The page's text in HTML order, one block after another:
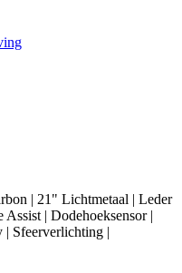
| 21" Lichtmetaal | Leder
Assist | Dodehoeksensor |
Sfeerverlichting |